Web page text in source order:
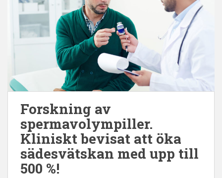
Forskning av
spermavolympiller.
Kliniskt bevisat att öka
sädesvätskan med upp till
500 %!